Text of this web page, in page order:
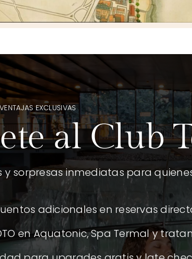
EXCLUSIVAS
al Club
y sorpresas inmediatas para
adicionales en reservas
en Aquatonic, Spa Termal y